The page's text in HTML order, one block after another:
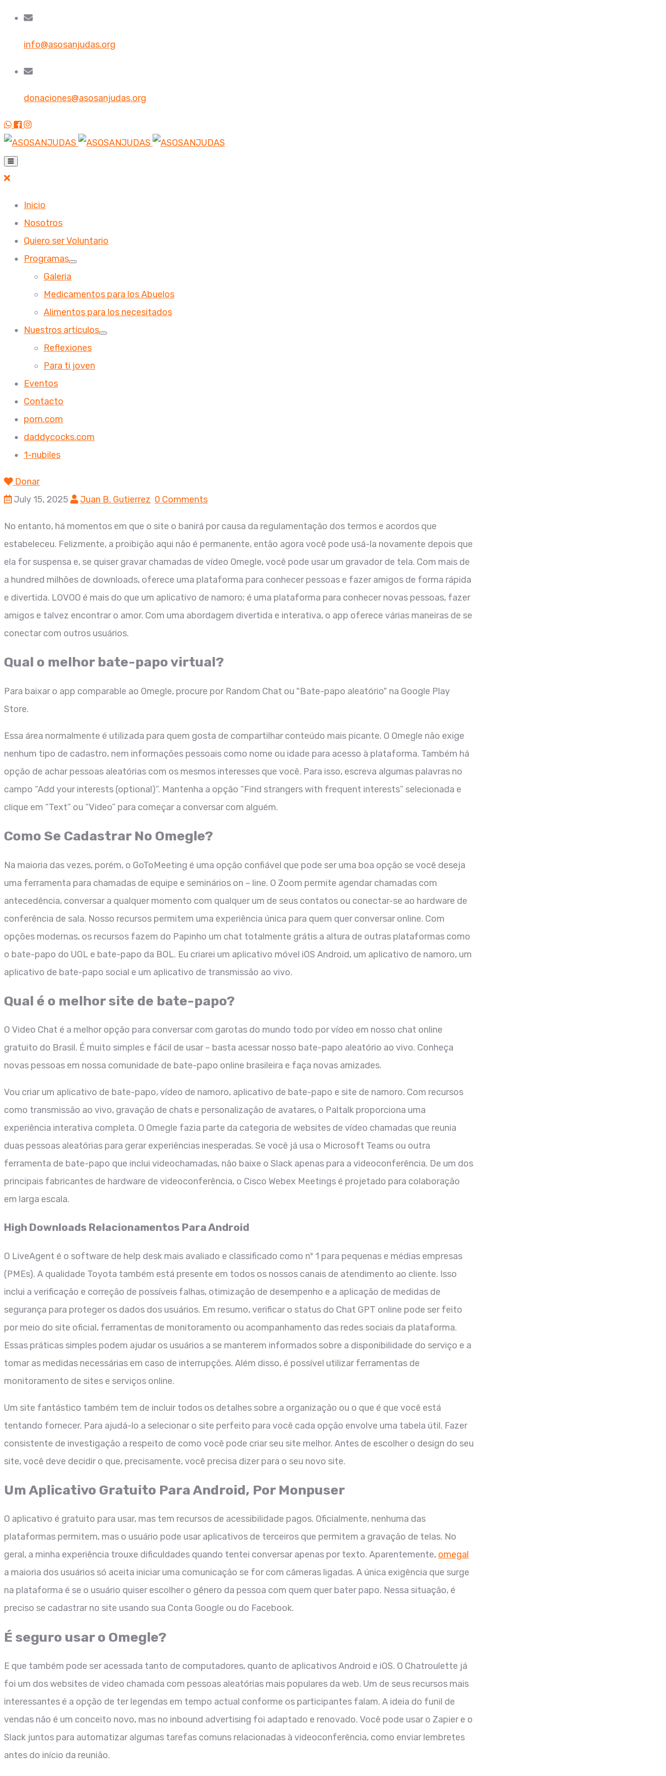
info@asosanjudas.org
donaciones@asosanjudas.org
Inicio
Nosotros
Quiero ser Voluntario
Programas
Galeria
Medicamentos para los Abuelos
Alimentos para los necesitados
Nuestros artículos
Reflexiones
Para ti joven
Eventos
Contacto
porn.com
daddycocks.com
1-nubiles
Donar
July 15, 2025
Juan B. Gutierrez 0 Comments
No entanto, há momentos em que o site o banirá por causa da regulamentação dos termos e acordos que
estabeleceu. Felizmente, a proibição aqui não é permanente, então agora você pode usá-la novamente depois que
ela for suspensa e, se quiser gravar chamadas de vídeo Omegle, você pode usar um gravador de tela. Com mais de
a hundred milhões de downloads, oferece uma plataforma para conhecer pessoas e fazer amigos de forma rápida
e divertida. LOVOO é mais do que um aplicativo de namoro; é uma plataforma para conhecer novas pessoas, fazer
amigos e talvez encontrar o amor. Com uma abordagem divertida e interativa, o app oferece várias maneiras de se
conectar com outros usuários.
Qual o melhor bate-papo virtual?
Para baixar o app comparable ao Omegle, procure por Random Chat ou "Bate-papo aleatório" na Google Play
Store.
Essa área normalmente é utilizada para quem gosta de compartilhar conteúdo mais picante. O Omegle não exige
nenhum tipo de cadastro, nem informações pessoais como nome ou idade para acesso à plataforma. Também há
opção de achar pessoas aleatórias com os mesmos interesses que você. Para isso, escreva algumas palavras no
campo “Add your interests (optional)”. Mantenha a opção “Find strangers with frequent interests” selecionada e
clique em “Text” ou “Video” para começar a conversar com alguém.
Como Se Cadastrar No Omegle?
Na maioria das vezes, porém, o GoToMeeting é uma opção confiável que pode ser uma boa opção se você deseja
uma ferramenta para chamadas de equipe e seminários on – line. O Zoom permite agendar chamadas com
antecedência, conversar a qualquer momento com qualquer um de seus contatos ou conectar-se ao hardware de
conferência de sala. Nosso recursos permitem uma experiência única para quem quer conversar online. Com
opções modernas, os recursos fazem do Papinho um chat totalmente grátis a altura de outras plataformas como
o bate-papo do UOL e bate-papo da BOL. Eu criarei um aplicativo móvel iOS Android, um aplicativo de namoro, um
aplicativo de bate-papo social e um aplicativo de transmissão ao vivo.
Qual é o melhor site de bate-papo?
O Video Chat é a melhor opção para conversar com garotas do mundo todo por vídeo em nosso chat online
gratuito do Brasil. É muito simples e fácil de usar – basta acessar nosso bate-papo aleatório ao vivo. Conheça
novas pessoas em nossa comunidade de bate-papo online brasileira e faça novas amizades.
Vou criar um aplicativo de bate-papo, vídeo de namoro, aplicativo de bate-papo e site de namoro. Com recursos
como transmissão ao vivo, gravação de chats e personalização de avatares, o Paltalk proporciona uma
experiência interativa completa. O Omegle fazia parte da categoria de websites de vídeo chamadas que reunia
duas pessoas aleatórias para gerar experiências inesperadas. Se você já usa o Microsoft Teams ou outra
ferramenta de bate-papo que inclui videochamadas, não baixe o Slack apenas para a videoconferência. De um dos
principais fabricantes de hardware de videoconferência, o Cisco Webex Meetings é projetado para colaboração
em larga escala.
High Downloads Relacionamentos Para Android
O LiveAgent é o software de help desk mais avaliado e classificado como nº 1 para pequenas e médias empresas
(PMEs). A qualidade Toyota também está presente em todos os nossos canais de atendimento ao cliente. Isso
inclui a verificação e correção de possíveis falhas, otimização de desempenho e a aplicação de medidas de
segurança para proteger os dados dos usuários. Em resumo, verificar o status do Chat GPT online pode ser feito
por meio do site oficial, ferramentas de monitoramento ou acompanhamento das redes sociais da plataforma.
Essas práticas simples podem ajudar os usuários a se manterem informados sobre a disponibilidade do serviço e a
tomar as medidas necessárias em caso de interrupções. Além disso, é possível utilizar ferramentas de
monitoramento de sites e serviços online.
Um site fantástico também tem de incluir todos os detalhes sobre a organização ou o que é que você está
tentando fornecer. Para ajudá-lo a selecionar o site perfeito para você cada opção envolve uma tabela útil. Fazer
consistente de investigação a respeito de como você pode criar seu site melhor. Antes de escolher o design do seu
site, você deve decidir o que, precisamente, você precisa dizer para o seu novo site.
Um Aplicativo Gratuito Para Android, Por Monpuser
O aplicativo é gratuito para usar, mas tem recursos de acessibilidade pagos. Oficialmente, nenhuma das
plataformas permitem, mas o usuário pode usar aplicativos de terceiros que permitem a gravação de telas. No
geral, a minha experiência trouxe dificuldades quando tentei conversar apenas por texto. Aparentemente, omegal
a maioria dos usuários só aceita iniciar uma comunicação se for com câmeras ligadas. A única exigência que surge
na plataforma é se o usuário quiser escolher o gênero da pessoa com quem quer bater papo. Nessa situação, é
preciso se cadastrar no site usando sua Conta Google ou do Facebook.
É seguro usar o Omegle?
E que também pode ser acessada tanto de computadores, quanto de aplicativos Android e iOS. O Chatroulette já
foi um dos websites de video chamada com pessoas aleatórias mais populares da web. Um de seus recursos mais
interessantes é a opção de ter legendas em tempo actual conforme os participantes falam. A ideia do funil de
vendas não é um conceito novo, mas no inbound advertising foi adaptado e renovado. Você pode usar o Zapier e o
Slack juntos para automatizar algumas tarefas comuns relacionadas à videoconferência, como enviar lembretes
antes do início da reunião.